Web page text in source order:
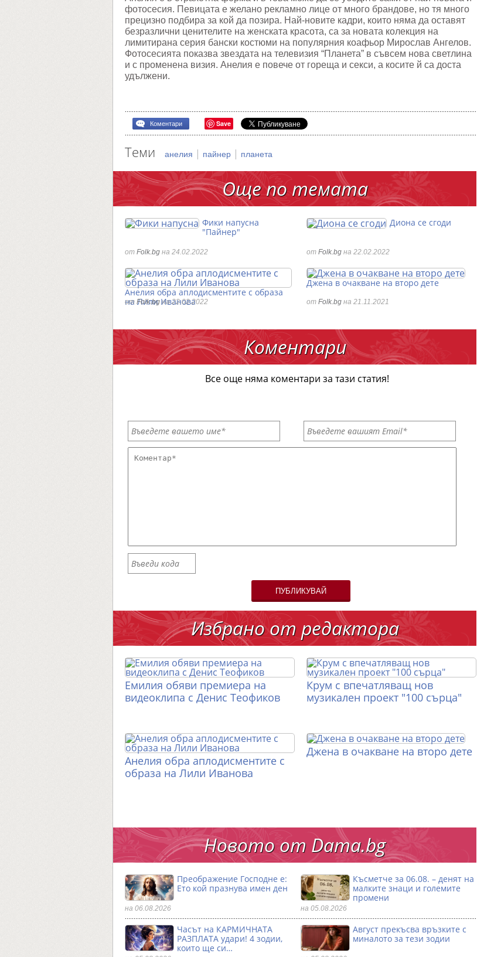
фотосесия. Певицата е желано рекламно лице от много брандове, но тя много
прецизно подбира за кой да позира. Най-новите кадри, които няма да оставят
безразлични ценителите на женската красота, са за новата колекция на
лимитирана серия бански костюми на популярния коафьор Мирослав Ангелов.
Фотосесията показва звездата на телевизия “Планета” в съвсем нова светлина
и с променена визия. Анелия е повече от гореща и секси, а косите й са доста
удължени.
Коментари Save
Теми анелия | пайнер | планета
Още по темата
Фики напусна
"Пайнер"
от Folk.bg на 24.02.2022
Диона се сгоди
от Folk.bg на 22.02.2022
Анелия обра аплодисментите с образа
на Лили Иванова
от Folk.bg на 22.02.2022
Джена в очакване на второ дете
от Folk.bg на 21.11.2021
Коментари
Все още няма коментари за тази статия!
ПУБЛИКУВАЙ
Избрано от редактора
Емилия обяви премиера на
видеоклипа с Денис Теофиков
Крум с впечатляващ нов
музикален проект "100 сърца"
Анелия обра аплодисментите с
образа на Лили Иванова
Джена в очакване на второ дете
Новото от Dama.bg
Преображение Господне е:
Ето кой празнува имен ден
на 06.08.2026
Късметче за 06.08. – денят на
малките знаци и големите
промени
на 05.08.2026
Часът на КАРМИЧНАТА
РАЗПЛАТА удари! 4 зодии,
които ще си…
Август прекъсва връзките с
миналото за тези зодии